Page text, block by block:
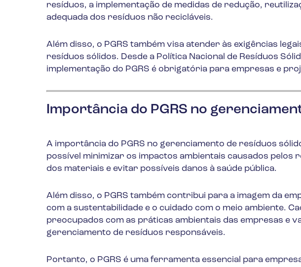
resíduos, a implementação de medidas de redução,
adequada dos resíduos não recicláveis.
Além disso, o PGRS também visa atender às exigências
resíduos sólidos. Desde a Política Nacional de Resíduos
implementação do PGRS é obrigatória para empresas e
Importância do PGRS no
A importância do PGRS no gerenciamento de resíduos
possível minimizar os impactos ambientais causados
dos materiais e evitar possíveis danos à saúde pública.
Além disso, o PGRS também contribui para a imagem da
com a sustentabilidade e o cuidado com o meio ambiente.
preocupados com as práticas ambientais das empresas e
gerenciamento de resíduos responsáveis.
Portanto, o PGRS é uma ferramenta essencial para